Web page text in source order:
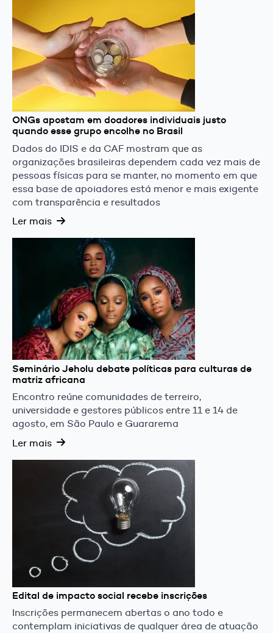
ONGs apostam em doadores individuais justo
quando esse grupo encolhe no Brasil
Dados do IDIS e da CAF mostram que as
organizações brasileiras dependem cada vez mais de
pessoas físicas para se manter, no momento em que
essa base de apoiadores está menor e mais exigente
com transparência e resultados
Ler mais
Seminário Jeholu debate políticas para culturas de
matriz africana
Encontro reúne comunidades de terreiro,
universidade e gestores públicos entre 11 e 14 de
agosto, em São Paulo e Guararema
Ler mais
Edital de impacto social recebe inscrições
Inscrições permanecem abertas o ano todo e
contemplam iniciativas de qualquer área de atuação